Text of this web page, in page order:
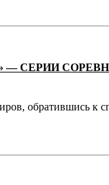
СЕРИИ
обратившись к